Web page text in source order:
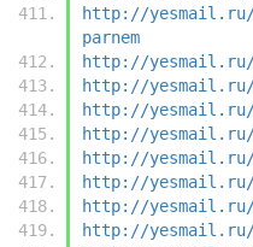
http://yesmail.ru/
parnem
http://yesmail.ru/
http://yesmail.ru/
http://
http://yesmail.ru/
http://yesmail.ru/
http://yesmail.ru/
http://yesmail.ru/
http://yesmail.ru/